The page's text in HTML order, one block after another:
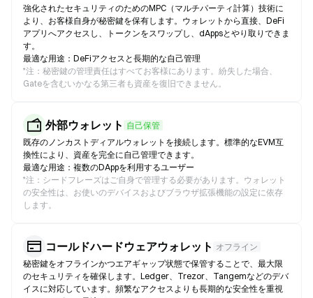
強化されたセキュリティのためのMPC（マルチパーティ計算）技術に
より、お客様自身が秘密鍵を保有します。ウォレットから直接、DeFi
アプリへアクセスし、トークンをスワップし、dAppsとやり取りできま
す。
最適な用途：DeFiアクセスと長期的な自己管理
*注：秘密鍵の管理責任はすべてお客様にあります。紛失した場合、
Gateを含むいかなる第三者も資産を復旧できません。
外部ウォレット 自己保管
既存のノンカストディアルウォレットを接続します。標準的なEVM互
換性により、資産を完全に自己管理できます。
最適な用途：複数のDAppを利用するユーザー
*注：シードフレーズはご自身で管理する必要があります。ウォレット
の安全性は、お使いのデバイスおよびブラウザ拡張機能の設定に依存
します。
コールドハードウェアウォレット オフライン
秘密鍵をオフラインかつエアギャップ状態で保管することで、最大限
のセキュリティを確保します。Ledger、Trezor、Tangemなどのデバ
イスに対応しています。頻繁なアクセスよりも長期的な安全性を重視